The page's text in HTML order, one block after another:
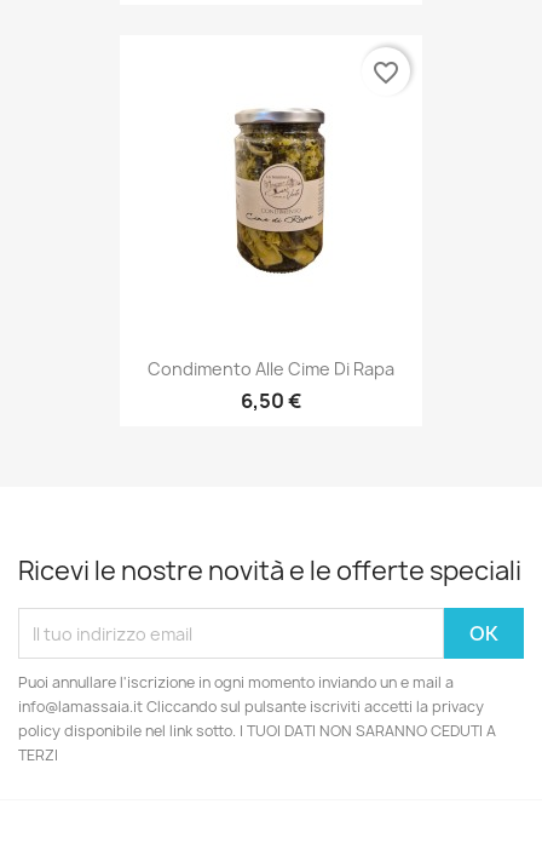
Condimento Alle Cime Di Rapa
6,50 €
favorite_border
Ricevi le nostre novità e le offerte speciali
Puoi annullare l'iscrizione in ogni momento inviando un e mail a
info@lamassaia.it Cliccando sul pulsante iscriviti accetti la privacy
policy disponibile nel link sotto. I TUOI DATI NON SARANNO CEDUTI A
TERZI